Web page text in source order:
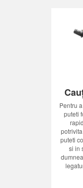
Pentru
puteti
puteti
si in